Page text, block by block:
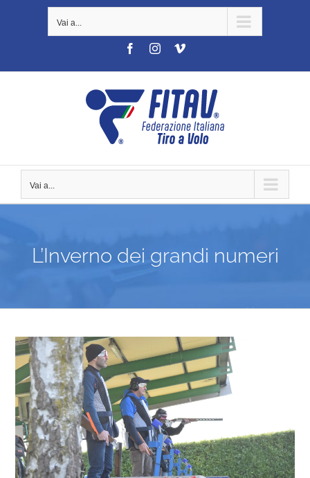
Vai a...
FacebookInstagramVimeo
Vai a...
L’Inverno dei grandi numeri
Ingrandisci
immagine